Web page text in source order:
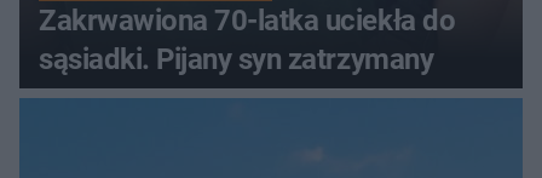
Zakrwawiona 70-latka uciekła do
sąsiadki. Pijany syn zatrzymany